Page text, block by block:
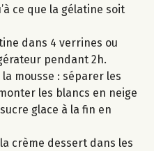
ce que la gélatine soit
dans 4 verrines ou
pendant 2h.
mousse : séparer les
les blancs en neige
glace à la fin en
crème dessert dans les